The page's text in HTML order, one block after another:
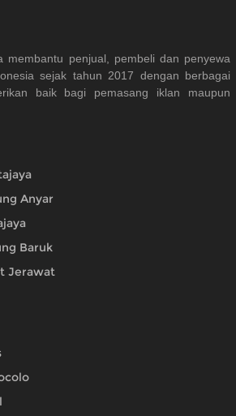
membantu penjual, pembeli dan penyewa
sejak tahun 2017 dengan berbagai
baik bagi pemasang iklan maupun
Anyar
Baruk
Jerawat